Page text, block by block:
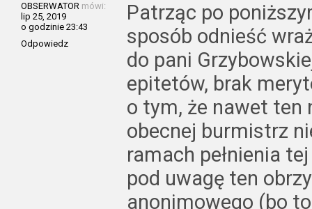
OBSERWATOR mówi:
lip 25, 2019
o godzinie 23:43
Odpowiedz
Patrząc po
sposób odnieść
do pani
epitetów, brak
o tym, że nawet ten
obecnej burmistrz
ramach pełnienia
pod uwagę ten
anonimowego (bo